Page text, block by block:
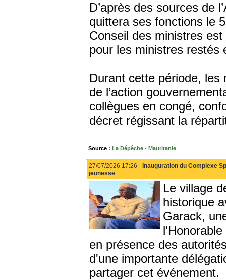
D’après des sources de
quittera ses fonctions le
Conseil des ministres
pour les ministres restés
Durant cette période, les
de l’action
collègues en congé,
décret régissant la
Source : La Dépêche - Mauritanie
27/07/2026 17:26 - Inauguration du Complexe
jeunesse
Le village
historique
Garack,
en présence des
d'une importante
partager cet événement.